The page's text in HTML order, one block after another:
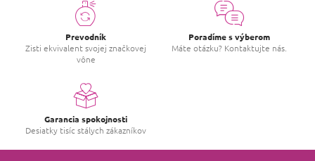
Prevodník
Zisti ekvivalent svojej značkovej
vône
Poradíme s výberom
Máte otázku? Kontaktujte nás.
Garancia spokojnosti
Desiatky tisíc stálych zákazníkov